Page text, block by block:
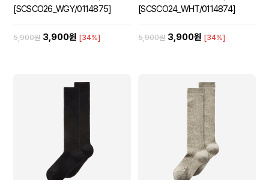
[SCSCO26_WGY/0114875]
5,900원 3,900원 [34%]
[SCSCO24_WHT/0114874]
5,900원 3,900원 [34%]